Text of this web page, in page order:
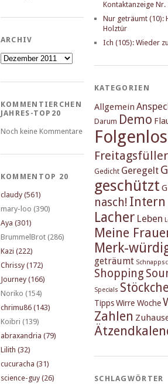
ARCHIV
Archiv
KOMMENTIERCHEN
JAHRES-TOP20
Noch keine Kommentare
KOMMENTOP 20
claudy (561)
mary-loo (390)
Aya (301)
BrummelBrot (286)
Kazi (222)
Chrissy (172)
Journey (166)
Noriko (154)
chrimu86 (143)
Koibri (139)
abraxandria (79)
Lilith (32)
cucuracha (31)
science-guy (26)
Kontaktanzeige Nr.
Nur geträumt (10):
Holztür
Ich (105): Wieder
KATEGORIEN
Allgemein
Darum Demo
Folgenlos
Freitagsfüller
Gedicht Geregelt
geschützt
nasch! Intern
Lacher Leben
Meine
Merk-
geträumt
Shopping
Specials
TippsWirre Woche
Zahlen
SCHLAGWÖRTER